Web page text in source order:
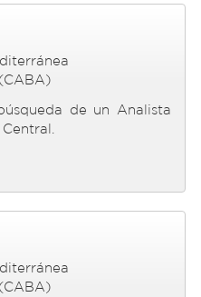
de un Analista